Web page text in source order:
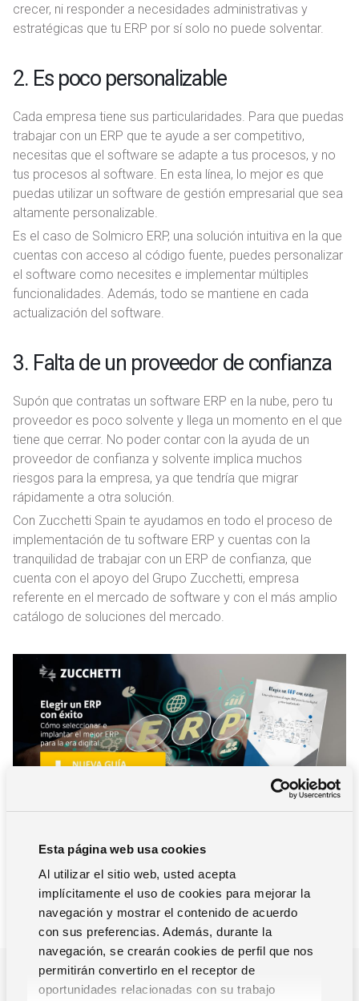
Esta página web usa cookies
Al utilizar el sitio web, usted acepta
implícitamente el uso de cookies para mejorar la
navegación y mostrar el contenido de acuerdo
con sus preferencias. Además, durante la
navegación, se crearán cookies de perfil que nos
permitirán convertirlo en el receptor de
oportunidades relacionadas con su trabajo
crecer, ni responder a necesidades administrativas y
estratégicas que tu ERP por sí solo no puede solventar.
2. Es poco personalizable
Cada empresa tiene sus particularidades. Para que puedas
trabajar con un ERP que te ayude a ser competitivo,
necesitas que el software se adapte a tus procesos, y no
tus procesos al software. En esta línea, lo mejor es que
puedas utilizar un software de gestión empresarial que sea
altamente personalizable.
Es el caso de Solmicro ERP, una solución intuitiva en la que
cuentas con acceso al código fuente, puedes personalizar
el software como necesites e implementar múltiples
funcionalidades. Además, todo se mantiene en cada
actualización del software.
3. Falta de un proveedor de confianza
Supón que contratas un software ERP en la nube, pero tu
proveedor es poco solvente y llega un momento en el que
tiene que cerrar. No poder contar con la ayuda de un
proveedor de confianza y solvente implica muchos
riesgos para la empresa, ya que tendría que migrar
rápidamente a otra solución.
Con Zucchetti Spain te ayudamos en todo el proceso de
implementación de tu software ERP y cuentas con la
tranquilidad de trabajar con un ERP de confianza, que
cuenta con el apoyo del Grupo Zucchetti, empresa
referente en el mercado de software y con el más amplio
catálogo de soluciones del mercado.